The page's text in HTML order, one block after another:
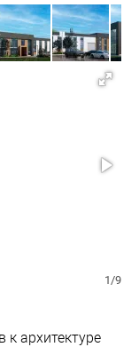
1/9
к архитектуре